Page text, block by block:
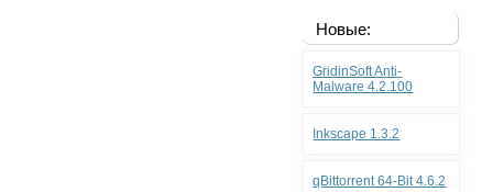
Новые:
GridinSoft Anti-
Malware 4.2.100
Inkscape 1.3.2
qBittorrent 64-Bit 4.6.2